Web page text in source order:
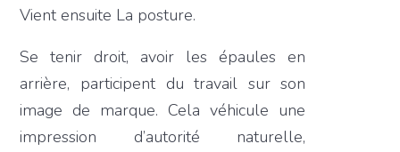
Vient ensuite La posture.
Se tenir droit, avoir les épaules en
arrière, participent du travail sur son
image de marque. Cela véhicule une
impression d’autorité naturelle,